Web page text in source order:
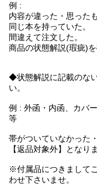
例 :
内容が違った・思った
同じ本を持っていた。
間違えて注文した。
商品の状態解説(瑕疵)
◆状態解説に記載のな
い。
例 : 外函・内函、カバ
等
帯がついていなかった
【返品対象外】となり
※付属品につきまして
わせ下さいませ。